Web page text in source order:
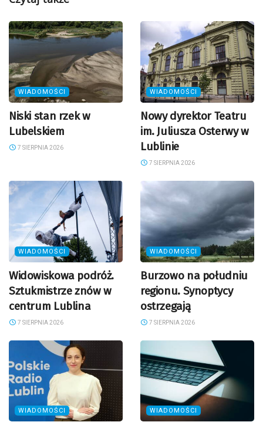
WIADOMOŚCI
Niski stan rzek w
Lubelskiem
7 SIERPNIA 2026
WIADOMOŚCI
Nowy dyrektor Teatru
im. Juliusza Osterwy w
Lublinie
7 SIERPNIA 2026
WIADOMOŚCI
Widowiskowa podróż.
Sztukmistrze znów w
centrum Lublina
7 SIERPNIA 2026
WIADOMOŚCI
Burzowo na południu
regionu. Synoptycy
ostrzegają
7 SIERPNIA 2026
WIADOMOŚCI WIADOMOŚCI